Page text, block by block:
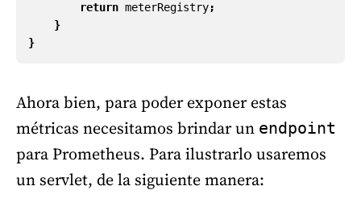
return meterRegistry;
}
}
Ahora bien, para poder exponer estas
métricas necesitamos brindar un endpoint
para Prometheus. Para ilustrarlo usaremos
un servlet, de la siguiente manera: